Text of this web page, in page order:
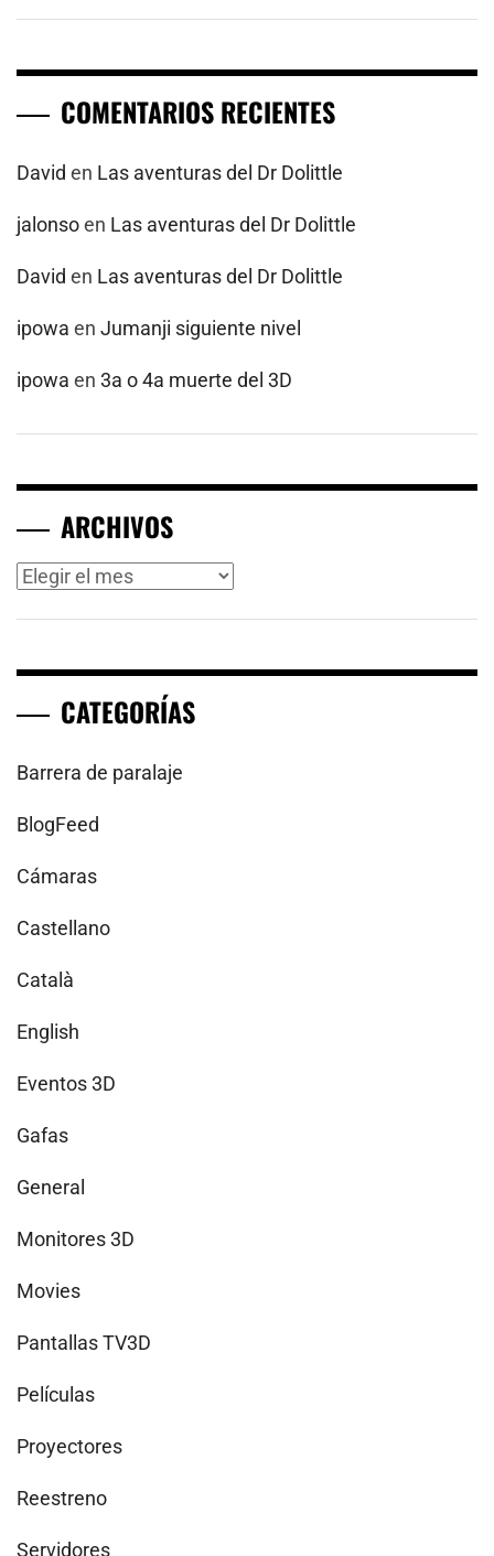
COMENTARIOS RECIENTES
David en Las aventuras del Dr Dolittle
jalonsoen Las aventuras del Dr Dolittle
David en Las aventuras del Dr Dolittle
ipowa en Jumanji siguiente nivel
ipowa en 3a o 4a muerte del 3D
ARCHIVOS
Archivos
CATEGORÍAS
Barrera de paralaje
BlogFeed
Cámaras
Castellano
Català
English
Eventos 3D
Gafas
General
Monitores 3D
Movies
Pantallas TV3D
Películas
Proyectores
Reestreno
Servidores